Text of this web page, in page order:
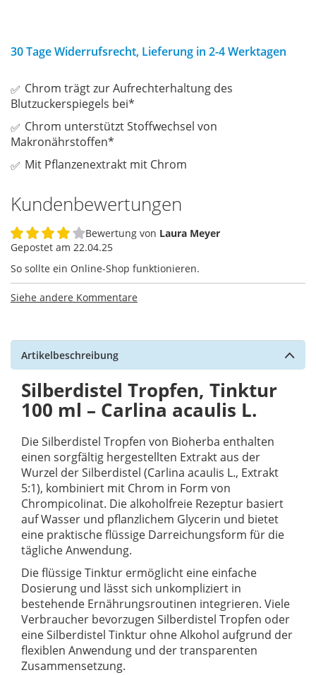
30 Tage Widerrufsrecht, Lieferung in 2-4 Werktagen
Chrom trägt zur Aufrechterhaltung des
Blutzuckerspiegels bei*
Chrom unterstützt Stoffwechsel von
Makronährstoffen*
Mit Pflanzenextrakt mit Chrom
Kundenbewertungen
80%
Bewertung von Laura Meyer
Gepostet am 22.04.25
So sollte ein Online-Shop funktionieren.
Siehe andere Kommentare
Artikelbeschreibung
Silberdistel Tropfen, Tinktur
100 ml – Carlina acaulis L.
Die Silberdistel Tropfen von Bioherba enthalten
einen sorgfältig hergestellten Extrakt aus der
Wurzel der Silberdistel (Carlina acaulis L., Extrakt
5:1), kombiniert mit Chrom in Form von
Chrompicolinat. Die alkoholfreie Rezeptur basiert
auf Wasser und pflanzlichem Glycerin und bietet
eine praktische flüssige Darreichungsform für die
tägliche Anwendung.
Die flüssige Tinktur ermöglicht eine einfache
Dosierung und lässt sich unkompliziert in
bestehende Ernährungsroutinen integrieren. Viele
Verbraucher bevorzugen Silberdistel Tropfen oder
eine Silberdistel Tinktur ohne Alkohol aufgrund der
flexiblen Anwendung und der transparenten
Zusammensetzung.